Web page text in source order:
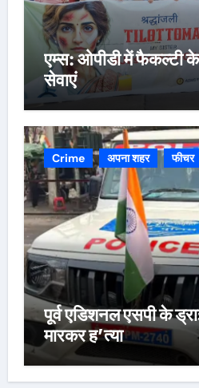
एम्स: ओपीडी में फैकल्टी के
सेवाएं
Crime अपना शहर फीचर
पूर्व एडिशनल एसपी के
मारकर ह’त्या